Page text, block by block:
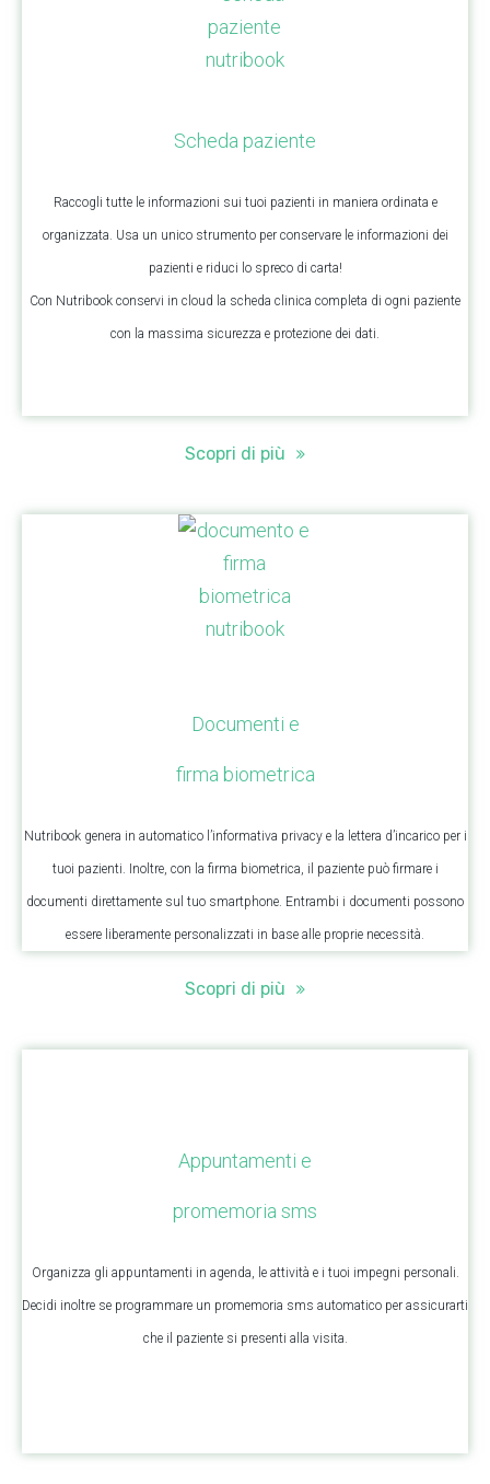
Scheda paziente
Raccogli tutte le informazioni sui tuoi pazienti in maniera ordinata e
organizzata. Usa un unico strumento per conservare le informazioni dei
pazienti e riduci lo spreco di carta!
Con Nutribook conservi in cloud la scheda clinica completa di ogni paziente
con la massima sicurezza e protezione dei dati.
Scopri di più
Documenti e
firma biometrica
Nutribook genera in automatico l’informativa privacy e la lettera d’incarico per i
tuoi pazienti. Inoltre, con la firma biometrica, il paziente può firmare i
documenti direttamente sul tuo smartphone. Entrambi i documenti possono
essere liberamente personalizzati in base alle proprie necessità.
Scopri di più
Appuntamenti e
promemoria sms
Organizza gli appuntamenti in agenda, le attività e i tuoi impegni personali.
Decidi inoltre se programmare un promemoria sms automatico per assicurarti
che il paziente si presenti alla visita.